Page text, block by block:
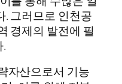
. 그러므로 인천공
경제의 발전에 필
자산으로서 기능